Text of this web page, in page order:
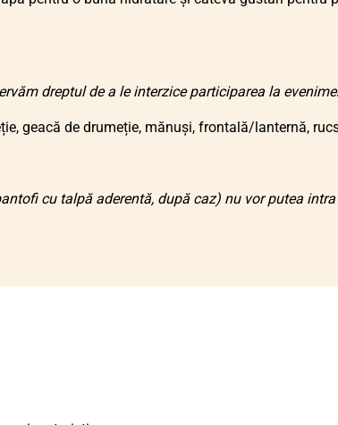
dreptul de a le interzice participarea la
geacă de drumeție, mănuși, frontală/lanternă,
cu talpă aderentă, după caz) nu vor putea intra